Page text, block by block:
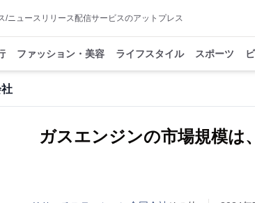
/ニュースリリース配信サービスのアットプレス
ファッション・美容 ライフスタイル スポーツ
ガスエンジンの市場規模は